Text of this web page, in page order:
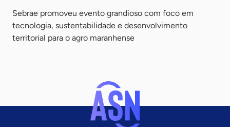
Sebrae promoveu evento grandioso com foco em
tecnologia, sustentabilidade e desenvolvimento
territorial para o agro maranhense